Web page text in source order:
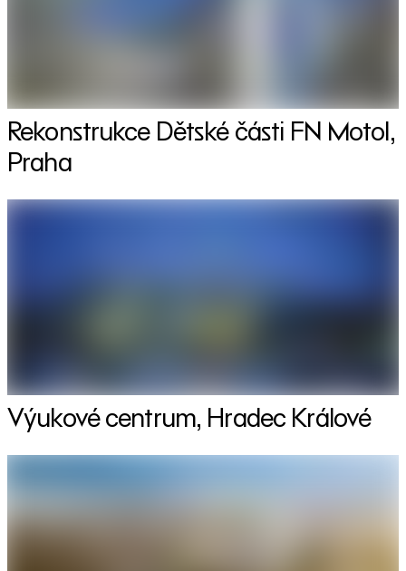
Rekonstrukce Dětské části FN Motol,
Praha
Výukové centrum, Hradec Králové